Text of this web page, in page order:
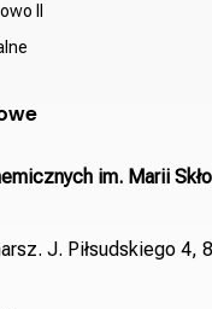
II
im. Marii
J. Piłsudskiego 4,